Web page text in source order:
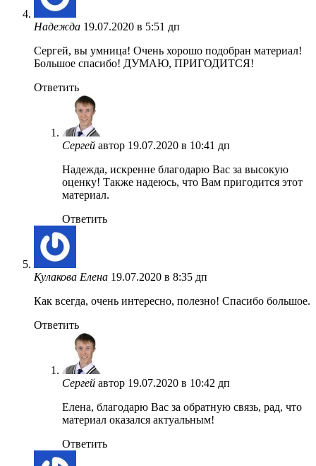
Надежда 19.07.2020 в 5:51 дп
Сергей, вы умница! Очень хорошо подобран материал!
Большое спасибо! ДУМАЮ, ПРИГОДИТСЯ!
Ответить
Сергей автор 19.07.2020 в 10:41 дп
Надежда, искренне благодарю Вас за высокую
оценку! Также надеюсь, что Вам пригодится этот
материал.
Ответить
Кулакова Елена 19.07.2020 в 8:35 дп
Как всегда, очень интересно, полезно! Спасибо большое.
Ответить
Сергей автор 19.07.2020 в 10:42 дп
Елена, благодарю Вас за обратную связь, рад, что
материал оказался актуальным!
Ответить